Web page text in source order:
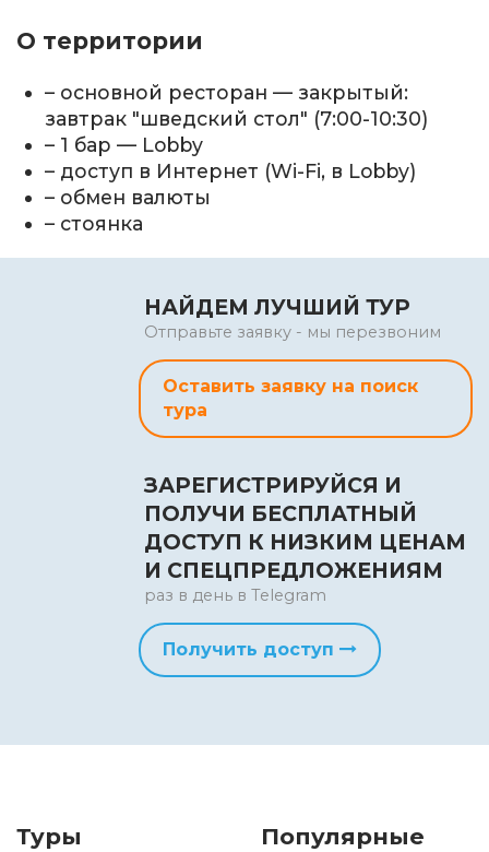
О территории
– основной ресторан — закрытый:
завтрак "шведский стол" (7:00-10:30)
– 1 бар — Lobby
– доступ в Интернет (Wi-Fi, в Lobby)
– обмен валюты
– стоянка
НАЙДЕМ ЛУЧШИЙ ТУР
Отправьте заявку - мы перезвоним
Оставить заявку на поиск
тура
ЗАРЕГИСТРИРУЙСЯ И
ПОЛУЧИ БЕСПЛАТНЫЙ
ДОСТУП К НИЗКИМ ЦЕНАМ
И СПЕЦПРЕДЛОЖЕНИЯМ
раз в день в Telegram
Получить доступ
Туры
Популярные